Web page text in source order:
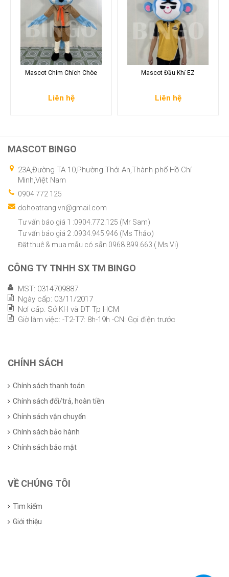
Mascot Chim Chích Chòe
Liên hệ
Mascot Đầu Khỉ EZ
Liên hệ
MASCOT BINGO
23A,Đường TA 10,Phường Thới An,Thành phố Hồ Chí
Minh,Việt Nam
0904 772 125
dohoatrang.vn@gmail.com
Tư vấn báo giá 1 :0904.772.125 (Mr Sam)
Tư vấn báo giá 2 :0934.945.946 (Ms Thảo)
Đặt thuê & mua mẫu có sẵn 0968.899.663 ( Ms Vi)
CÔNG TY TNHH SX TM BINGO
MST: 0314709887
Ngày cấp: 03/11/2017
Nơi cấp: Sở KH và ĐT Tp HCM
Giờ làm việc: -T2-T7: 8h-19h -CN: Gọi điện trước
CHÍNH SÁCH
Chính sách thanh toán
Chính sách đổi/trả, hoàn tiền
Chính sách vận chuyển
Chính sách bảo hành
Chính sách bảo mật
VỀ CHÚNG TÔI
Tìm kiếm
Giới thiệu